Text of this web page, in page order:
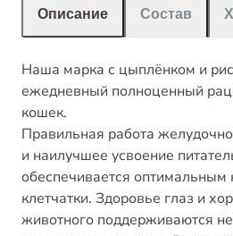
Описание Состав
Наша марка с цыплёнком и
ежедневный полноценный
кошек.
Правильная работа
и наилучшее усвоение
обеспечивается оптимальным
клетчатки. Здоровье глаз и
животного поддерживаются